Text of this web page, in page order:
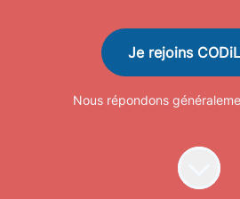
Je rejoins
Nous répondons